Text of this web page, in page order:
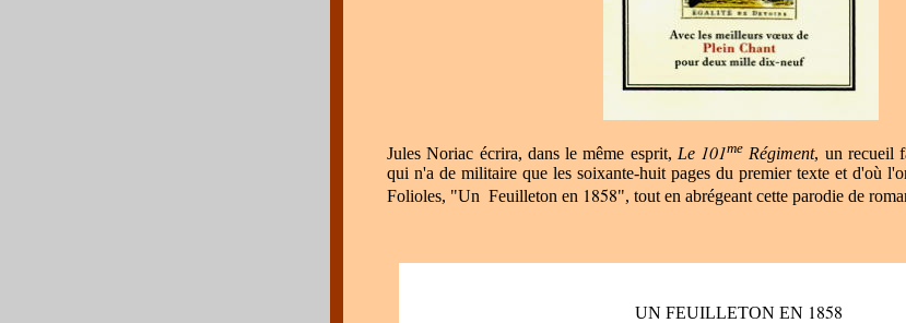
Jules Noriac écrira, dans le même esprit, Le 101me Régiment, un recueil
qui n'a de militaire que les soixante-huit pages du premier texte et d'où
Folioles, "Un Feuilleton en 1858", tout en abrégeant cette parodie de
UN FEUILLETON EN 1858